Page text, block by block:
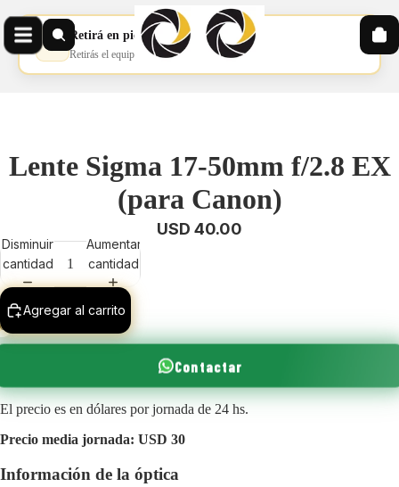
📦 Retirá en pickup
Retirás el equipo en nuestro pickup
Lente Sigma 17-50mm f/2.8 EX
(para Canon)
USD 40.00
Disminuir
cantidad
Aumentar
cantidad
Agregar al carrito
Contactar
El precio es en dólares por jornada de 24 hs.
Precio media jornada: USD 30
Información de la óptica